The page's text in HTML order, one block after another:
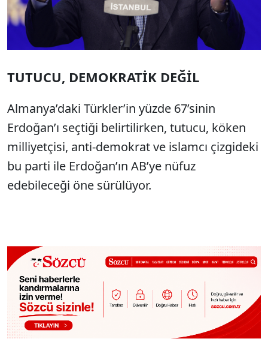
TUTUCU, DEMOKRATİK DEĞİL
Almanya’daki Türkler’in yüzde 67’sinin
Erdoğan’ı seçtiği belirtilirken, tutucu, köken
milliyetçisi, anti-demokrat ve islamcı çizgideki
bu parti ile Erdoğan’ın AB’ye nüfuz
edebileceği öne sürülüyor.